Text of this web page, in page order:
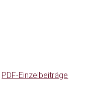
PDF-Einzelbeiträge